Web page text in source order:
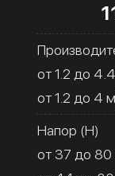
от 1.2 до
от 1.2 до 4
Напор (H)
от 37 до 80